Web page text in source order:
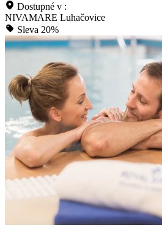
Dostupné v :
NIVAMARE Luhačovice
Sleva 20%